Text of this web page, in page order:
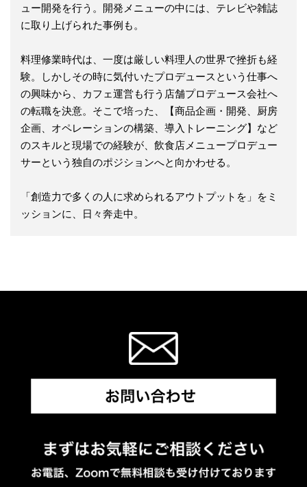
ュー開発を行う。開発メニューの中には、テレビや雑誌
に取り上げられた事例も。
料理修業時代は、一度は厳しい料理人の世界で挫折も経
験。しかしその時に気付いたプロデュースという仕事へ
の興味から、カフェ運営も行う店舗プロデュース会社へ
の転職を決意。そこで培った、【商品企画・開発、厨房
企画、オペレーションの構築、導入トレーニング】など
のスキルと現場での経験が、飲食店メニュープロデュー
サーという独自のポジションへと向かわせる。
「創造力で多くの人に求められるアウトプットを」をミ
ッションに、日々奔走中。